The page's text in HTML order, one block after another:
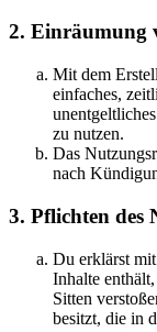
2. Einräumung
Mit dem
einfaches,
zu nutzen.
Das
nach
3. Pflichten des
Du erklärst
Inhalte
Sitten
besitzt, die in